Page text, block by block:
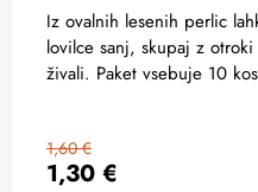
1,30 €
1,60 €
Iz ovalnih lesenih perlic
lovilce sanj, skupaj z
živali. Paket vsebuje 10